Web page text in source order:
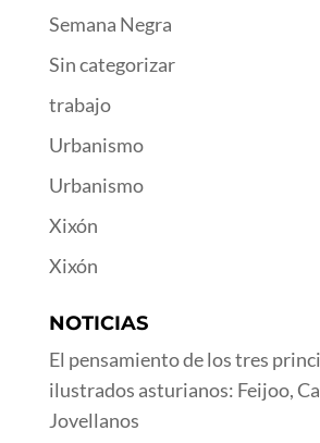
Semana Negra
Sin categorizar
trabajo
Urbanismo
Urbanismo
Xixón
Xixón
NOTICIAS
El pensamiento de los tres
ilustrados asturianos: Feijoo,
Jovellanos